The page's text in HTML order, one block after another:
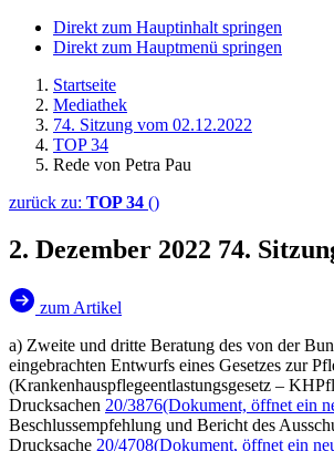
Direkt zum Hauptinhalt springen
Direkt zum Hauptmenü springen
Startseite
Mediathek
74. Sitzung vom 02.12.2022
TOP 34
Rede von Petra Pau
zurück zu: TOP 34 ()
2. Dezember 2022 74.
zum Artikel
a) Zweite und dritte Beratung des von der
eingebrachten Entwurfs eines Gesetzes zur
(Krankenhauspflegeentlastungsgesetz –
Drucksachen 20/3876(Dokument, öffnet ein
Beschlussempfehlung und Bericht des
Drucksache 20/4708(Dokument, öffnet ein